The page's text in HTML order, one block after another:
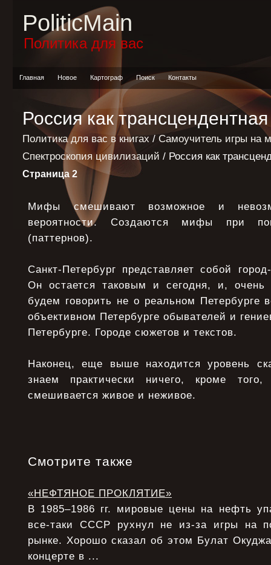
PoliticMain
Политика для вас
Главная Новое Картограф Поиск Контакты
Россия как
Политика для вас в книгах / Самоучитель игры на
Спектроскопия цивилизаций / Россия как
Страница 2
Мифы смешивают возможное и
вероятности. Создаются мифы при
(паттернов).
Санкт-Петербург представляет собой
Он остается таковым и сегодня, и,
будем говорить не о реальном
объективном Петербурге обывателей и
Петербурге. Городе сюжетов и текстов.
Наконец, еще выше находится уровень
знаем практически ничего, кроме
смешивается живое и неживое.
Смотрите также
«НЕФТЯНОЕ ПРОКЛЯТИЕ»
В 1985–1986 гг. мировые цены на нефть
все-таки СССР рухнул не из-за игры на
рынке. Хорошо сказал об этом Булат
концерте в ...